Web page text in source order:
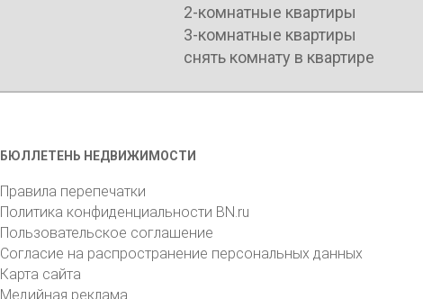
2-комнатные квартиры
3-комнатные квартиры
снять комнату в квартире
БЮЛЛЕТЕНЬ НЕДВИЖИМОСТИ
Правила перепечатки
Политика конфиденциальности BN.ru
Пользовательское соглашение
Согласие на распространение персональных данных
Карта сайта
Медийная реклама